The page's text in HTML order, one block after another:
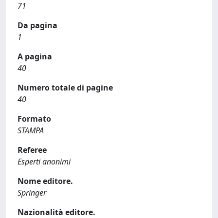
71
Da pagina
1
A pagina
40
Numero totale di pagine
40
Formato
STAMPA
Referee
Esperti anonimi
Nome editore.
Springer
Nazionalità editore.